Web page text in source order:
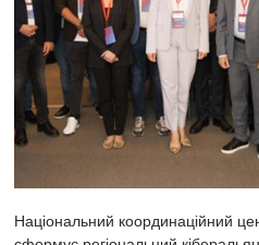
Національний координаційний